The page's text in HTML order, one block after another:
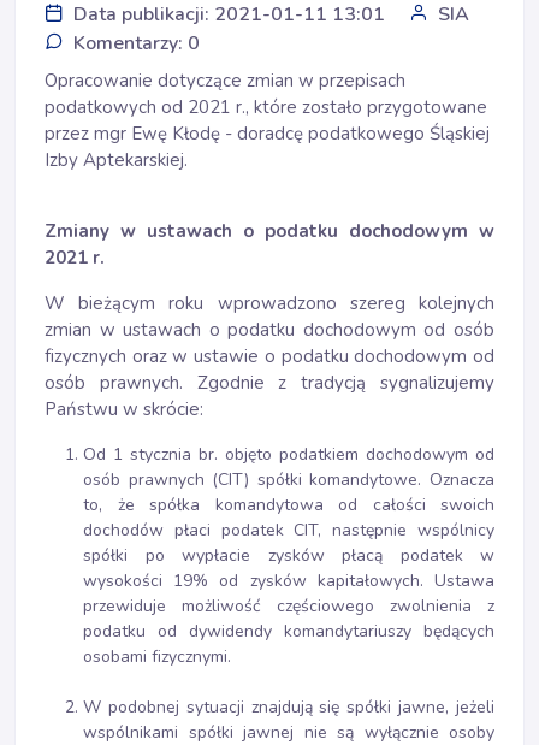
Data publikacji: 2021-01-11 13:01
SIA
Komentarzy: 0
Opracowanie dotyczące zmian w przepisach
podatkowych od 2021 r., które zostało przygotowane
przez mgr Ewę Kłodę - doradcę podatkowego Śląskiej
Izby Aptekarskiej.
Zmiany w ustawach o podatku dochodowym w
2021 r.
W bieżącym roku wprowadzono szereg kolejnych
zmian w ustawach o podatku dochodowym od osób
fizycznych oraz w ustawie o podatku dochodowym od
osób prawnych. Zgodnie z tradycją sygnalizujemy
Państwu w skrócie:
Od 1 stycznia br. objęto podatkiem dochodowym od
osób prawnych (CIT) spółki komandytowe. Oznacza
to, że spółka komandytowa od całości swoich
dochodów płaci podatek CIT, następnie wspólnicy
spółki po wypłacie zysków płacą podatek w
wysokości 19% od zysków kapitałowych. Ustawa
przewiduje możliwość częściowego zwolnienia z
podatku od dywidendy komandytariuszy będących
osobami fizycznymi.
W podobnej sytuacji znajdują się spółki jawne, jeżeli
wspólnikami spółki jawnej nie są wyłącznie osoby